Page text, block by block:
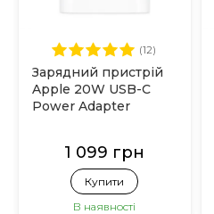
(12)
Зарядний пристрій
Apple 20W USB-C
Power Adapter
1 099 грн
Купити
В наявності